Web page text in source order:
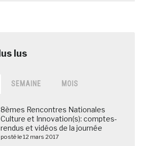
SEMAINE MOIS
8èmes Rencontres Nationales
Culture et Innovation(s): comptes-
rendus et vidéos de la journée
posté le 12 mars 2017